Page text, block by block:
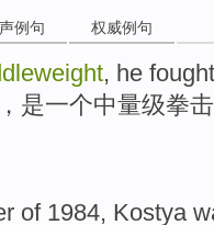
例句 权威例句
, he fought
是一个中量级拳
of 1984, Kostya